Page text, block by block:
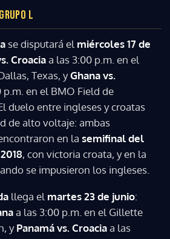
L
se disputará el miércoles 17 de
Croaciaa las 3:00 p.m. en el
Texas, yGhana vs.
p.m. en el BMO Field de
duelo entre ingleses y croatas
de alto voltaje: ambas
en la semifinal del
, con victoria croata, y en la
se impusieron los ingleses.
llega el martes 23 de junio:
a las 3:00 p.m. en el Gillette
yPanamá vs. Croaciaa las